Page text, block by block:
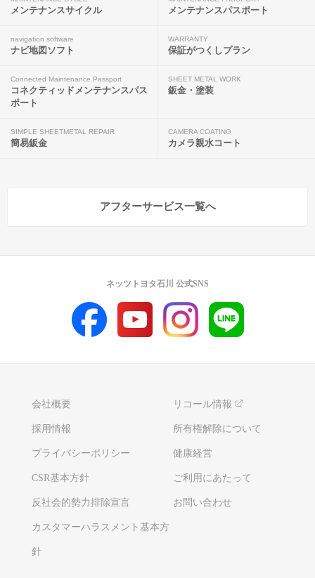
メンテナンスサイクル メンテナンスパスポート
navigation software
ナビ地図ソフト
WARRANTY
保証がつくしプラン
Connected Maintenance Passport
コネクティッドメンテナンスパス
ポート
SHEET METAL WORK
鈑金・塗装
SIMPLE SHEETMETAL REPAIR
簡易鈑金
CAMERA COATING
カメラ親水コート
アフターサービス一覧へ
会社概要 リコール情報
採用情報 所有権解除について
プライバシーポリシー 健康経営
CSR基本方針 ご利用にあたって
反社会的勢力排除宣言 お問い合わせ
カスタマーハラスメント基本方
針
ネッツトヨタ石川 公式SNS